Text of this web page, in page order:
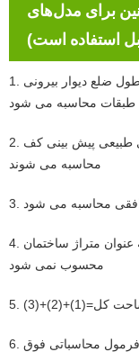
برای مدل‌های
استفاده است)
1. متراژ خانه پیش ساخته بر اساس طول ضلع دیوار بیرونی X عرض X
2. پله ها و راهروها بر اساس مجموع مساحت های طبیعی پیش بینی کف
محاسبه می شوند
محاسبه می شود
4. پانل های سایبان باران شناور خارج از دیوار به عنوان متراژ ساختمان
محسوب نمی شود
کل=(1)+(2)+(3)
6. روش محاسبه مقدار مهندسی باید بر اساس فرمول محاسباتی فوق